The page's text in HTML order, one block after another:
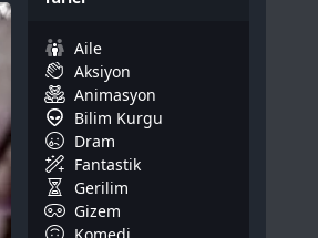
Aile
Aksiyon
Animasyon
Bilim Kurgu
Dram
Fantastik
Gerilim
Gizem
Komedi